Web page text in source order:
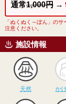
通常1,000円 →
「ぬくぬく～ぽん」の
注意ください。
施設情報
天然 か